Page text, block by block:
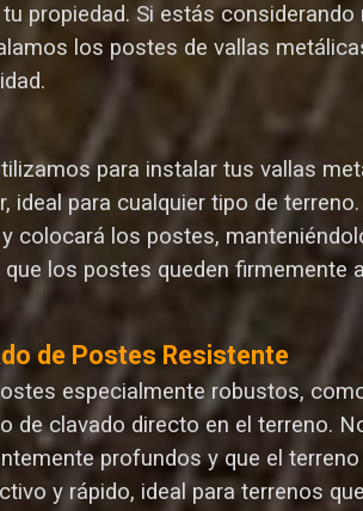
propiedad. Si estás considerando
los postes de vallas
d.
para instalar tus vallas
ideal para cualquier tipo de
colocará los postes,
los postes queden
de Postes Resistente
especialmente robustos,
de clavado directo en el terreno.
profundos y que el
y rápido, ideal para terrenos